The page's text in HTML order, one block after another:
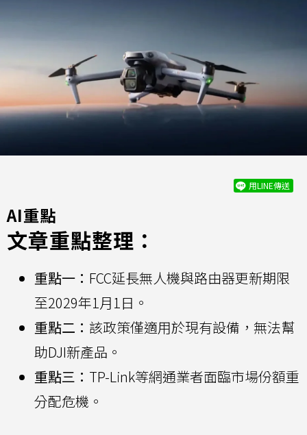
用LINE傳送
AI重點
文章重點整理：
重點一： FCC延長無人機與路由器更新期限
至2029年1月1日。
重點二： 該政策僅適用於現有設備，無法幫
助DJI新產品。
重點三： TP-Link等網通業者面臨市場份額重
分配危機。